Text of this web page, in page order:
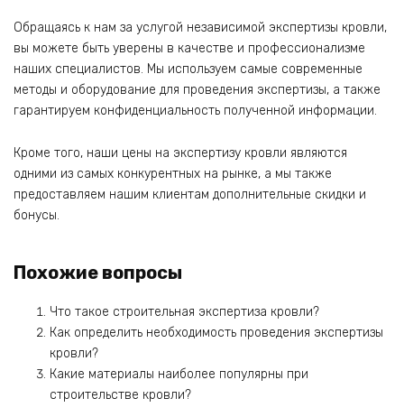
Обращаясь к нам за услугой независимой экспертизы кровли,
вы можете быть уверены в качестве и профессионализме
наших специалистов. Мы используем самые современные
методы и оборудование для проведения экспертизы, а также
гарантируем конфиденциальность полученной информации.
Кроме того, наши цены на экспертизу кровли являются
одними из самых конкурентных на рынке, а мы также
предоставляем нашим клиентам дополнительные скидки и
бонусы.
Похожие вопросы
Что такое строительная экспертиза кровли?
Как определить необходимость проведения экспертизы
кровли?
Какие материалы наиболее популярны при
строительстве кровли?